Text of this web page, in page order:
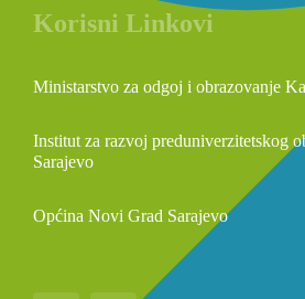
Korisni Linkovi
Ministarstvo za odgoj i obrazovanje
Institut za razvoj preduniverzitetskog
Sarajevo
Općina Novi Grad Sarajevo